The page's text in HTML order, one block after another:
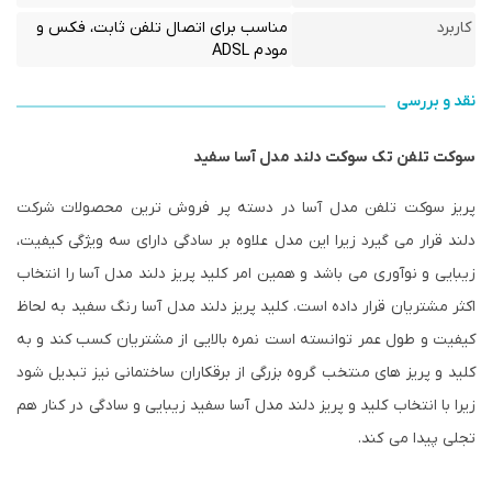
کاربرد
مناسب برای اتصال تلفن ثابت، فکس و
مودم ADSL
نقد و بررسی
سوکت تلفن تک سوکت دلند مدل آسا سفید
پریز سوکت تلفن مدل آسا در دسته پر فروش ترین محصولات شرکت
دلند قرار می گیرد زیرا این مدل علاوه بر سادگی دارای سه ویژگی کیفیت،
زیبایی و نوآوری می باشد و همین امر کلید پریز دلند مدل آسا را انتخاب
اکثر مشتریان قرار داده است. کلید پریز دلند مدل آسا رنگ سفید به لحاظ
کیفیت و طول عمر توانسته است نمره بالایی از مشتریان کسب کند و به
کلید و پریز های منتخب گروه بزرگی از برقکاران ساختمانی نیز تبدیل شود
زیرا با انتخاب کلید و پریز دلند مدل آسا سفید زیبایی و سادگی در کنار هم
تجلی پیدا می کند.